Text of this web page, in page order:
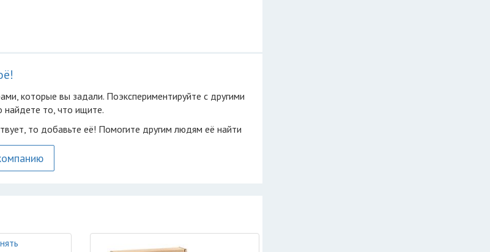
которые вы задали. Поэкспериментируйте с другими
найдете то, что ищите.
то добавьте её! Помогите другим людям её найти